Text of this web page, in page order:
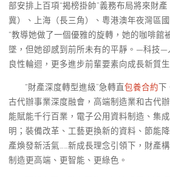
部安排上百項“揭榜掛帥”義務布局將來財
冀）、上海（長三角）、粵港澳年夜灣區
“教導她做了一個優雅的旋轉，她的咖啡館
墜，但她卻感到前所未有的平靜。—科技—
良性輪迴，更多進步前輩要素向成長新質
“財產深度轉型進級”急轉直包養合約下
古代辦事業深度融會，高端制造業和古代
能賦能千行百業，電子公用資料制造、集
明；裝備改革、工藝更換新的資料、節能
產煥發新活氣……新成長理念引領下，財產
制造更高端、更智能、更綠色。